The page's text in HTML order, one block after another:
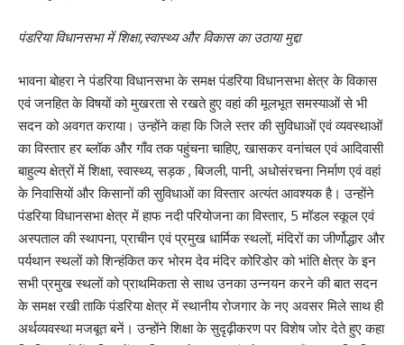
पंडरिया विधानसभा में शिक्षा,स्वास्थ्य और विकास का उठाया मुद्दा
भावना बोहरा ने पंडरिया विधानसभा के समक्ष पंडरिया विधानसभा क्षेत्र के विकास
एवं जनहित के विषयों को मुखरता से रखते हुए वहां की मूलभूत समस्याओं से भी
सदन को अवगत कराया। उन्होंने कहा कि जिले स्तर की सुविधाओं एवं व्यवस्थाओं
का विस्तार हर ब्लॉक और गाँव तक पहुंचना चाहिए, खासकर वनांचल एवं आदिवासी
बाहुल्य क्षेत्रों में शिक्षा, स्वास्थ्य, सड़क , बिजली, पानी, अधोसंरचना निर्माण एवं वहां
के निवासियों और किसानों की सुविधाओं का विस्तार अत्यंत आवश्यक है। उन्होंने
पंडरिया विधानसभा क्षेत्र में हाफ नदी परियोजना का विस्तार, 5 मॉडल स्कूल एवं
अस्पताल की स्थापना, प्राचीन एवं प्रमुख धार्मिक स्थलों, मंदिरों का जीर्णोद्धार और
पर्यथान स्थलों को शिन्हंकित कर भोरम देव मंदिर कोरिडोर को भांति क्षेत्र के इन
सभी प्रमुख स्थलों को प्राथमिकता से साथ उनका उन्नयन करने की बात सदन
के समक्ष रखी ताकि पंडरिया क्षेत्र में स्थानीय रोजगार के नए अवसर मिले साथ ही
अर्थव्यवस्था मजबूत बनें। उन्होंने शिक्षा के सुदृढ़ीकरण पर विशेष जोर देते हुए कहा